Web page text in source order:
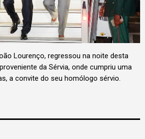
Lourenço, regressou na noite desta
da Sérvia, onde cumpriu uma
a convite do seu homólogo sérvio.